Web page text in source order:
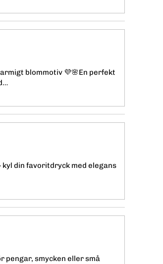
blommotiv 💜🌸En perfekt
kyl din favoritdryck med elegans
pengar, smycken eller små